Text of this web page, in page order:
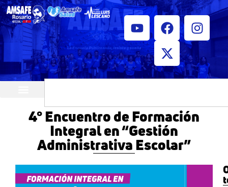
4° Encuentro de Formación
Integral en “Gestión
Administrativa Escolar”